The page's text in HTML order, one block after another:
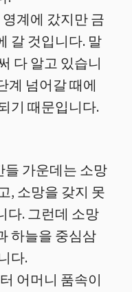
계에 갔지만 금
갈 것입니다. 말
다 알고 있습니
계 넘어갈 때에
기 때문입니다.
들 가운데는 소망
, 소망을 갖지 못
다. 그런데 소망
하늘을 중심삼
다.
어머니 품속이